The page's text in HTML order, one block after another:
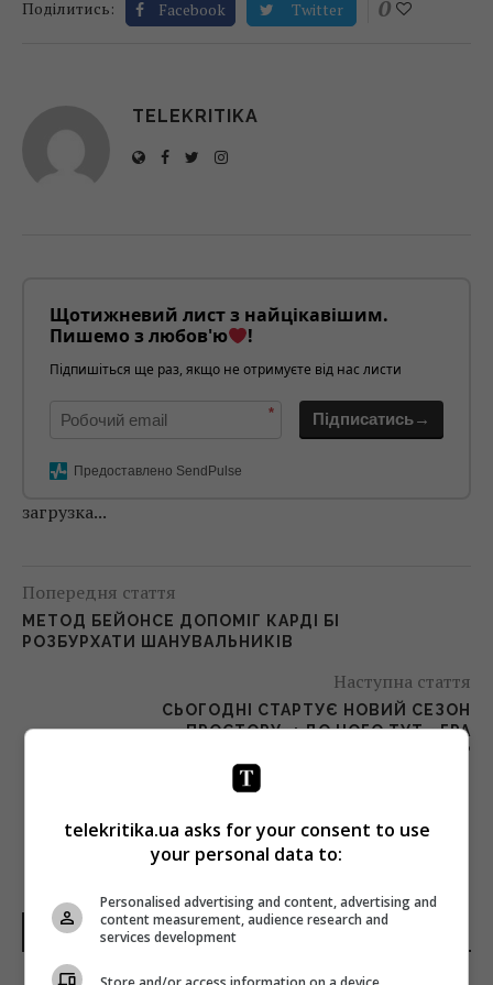
Поділитись: Facebook Twitter 0
TELEKRITIKA
Щотижневий лист з найцікавішим.
Пишемо з любов'ю
!
Підпишіться ще раз, якщо не отримуєте від нас листи
* Підписатись→
Предоставлено SendPulse
загрузка...
Попередня стаття
МЕТОД БЕЙОНСЕ ДОПОМІГ КАРДІ БІ
РОЗБУРХАТИ ШАНУВАЛЬНИКІВ
Наступна стаття
СЬОГОДНІ СТАРТУЄ НОВИЙ СЕЗОН
«ПРОСТОРУ»: ДО ЧОГО ТУТ «ГРА
ПРЕСТОЛІВ»?
НОВИНИ УКРАЇНИ І СВІТУ
telekritika.ua asks for your consent to use
your personal data to:
Personalised advertising and content, advertising and
content measurement, audience research and
services development